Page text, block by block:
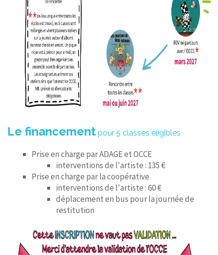
Le financement pour 5 classes éligibles
Prise en charge par ADAGE et OCCE
interventions de l'artiste : 135 €
Prise en charge par la coopérative
interventions de l'artiste : 60 €
déplacement en bus pour la journée de
restitution